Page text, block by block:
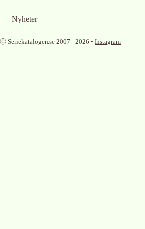
Nyheter
Ⓒ Seriekatalogen.se 2007 - 2026 • Instagram